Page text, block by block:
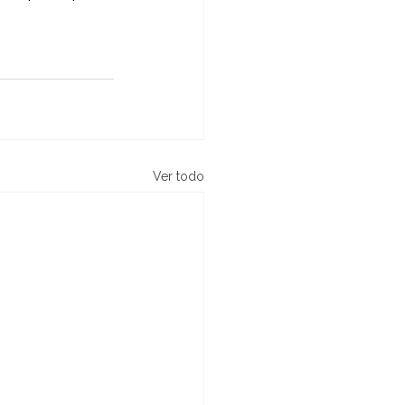
Ver todo